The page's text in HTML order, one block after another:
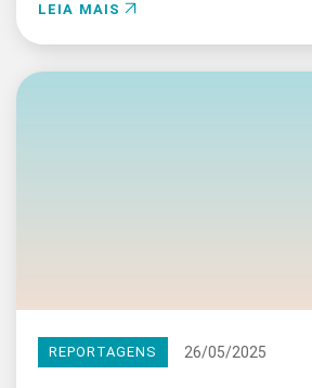
LEIA MAIS
REPORTAGENS 26/05/2025